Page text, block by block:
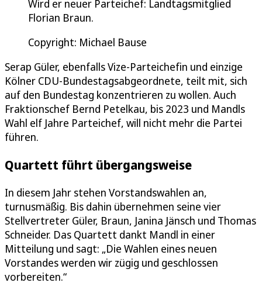
Wird er neuer Parteichef: Landtagsmitglied
Florian Braun.
Copyright: Michael Bause
Serap Güler, ebenfalls Vize-Parteichefin und einzige
Kölner CDU-Bundestagsabgeordnete, teilt mit, sich
auf den Bundestag konzentrieren zu wollen. Auch
Fraktionschef Bernd Petelkau, bis 2023 und Mandls
Wahl elf Jahre Parteichef, will nicht mehr die Partei
führen.
Quartett führt übergangsweise
In diesem Jahr stehen Vorstandswahlen an,
turnusmäßig. Bis dahin übernehmen seine vier
Stellvertreter Güler, Braun, Janina Jänsch und Thomas
Schneider. Das Quartett dankt Mandl in einer
Mitteilung und sagt: „Die Wahlen eines neuen
Vorstandes werden wir zügig und geschlossen
vorbereiten.“